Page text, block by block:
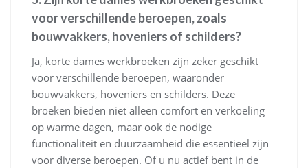
voor verschillende beroepen, zoals
bouwvakkers, hoveniers of schilders?
Ja, korte dames werkbroeken zijn zeker geschikt
voor verschillende beroepen, waaronder
bouwvakkers, hoveniers en schilders. Deze
broeken bieden niet alleen comfort en verkoeling
op warme dagen, maar ook de nodige
functionaliteit en duurzaamheid die essentieel zijn
voor diverse beroepen. Of u nu actief bent in de